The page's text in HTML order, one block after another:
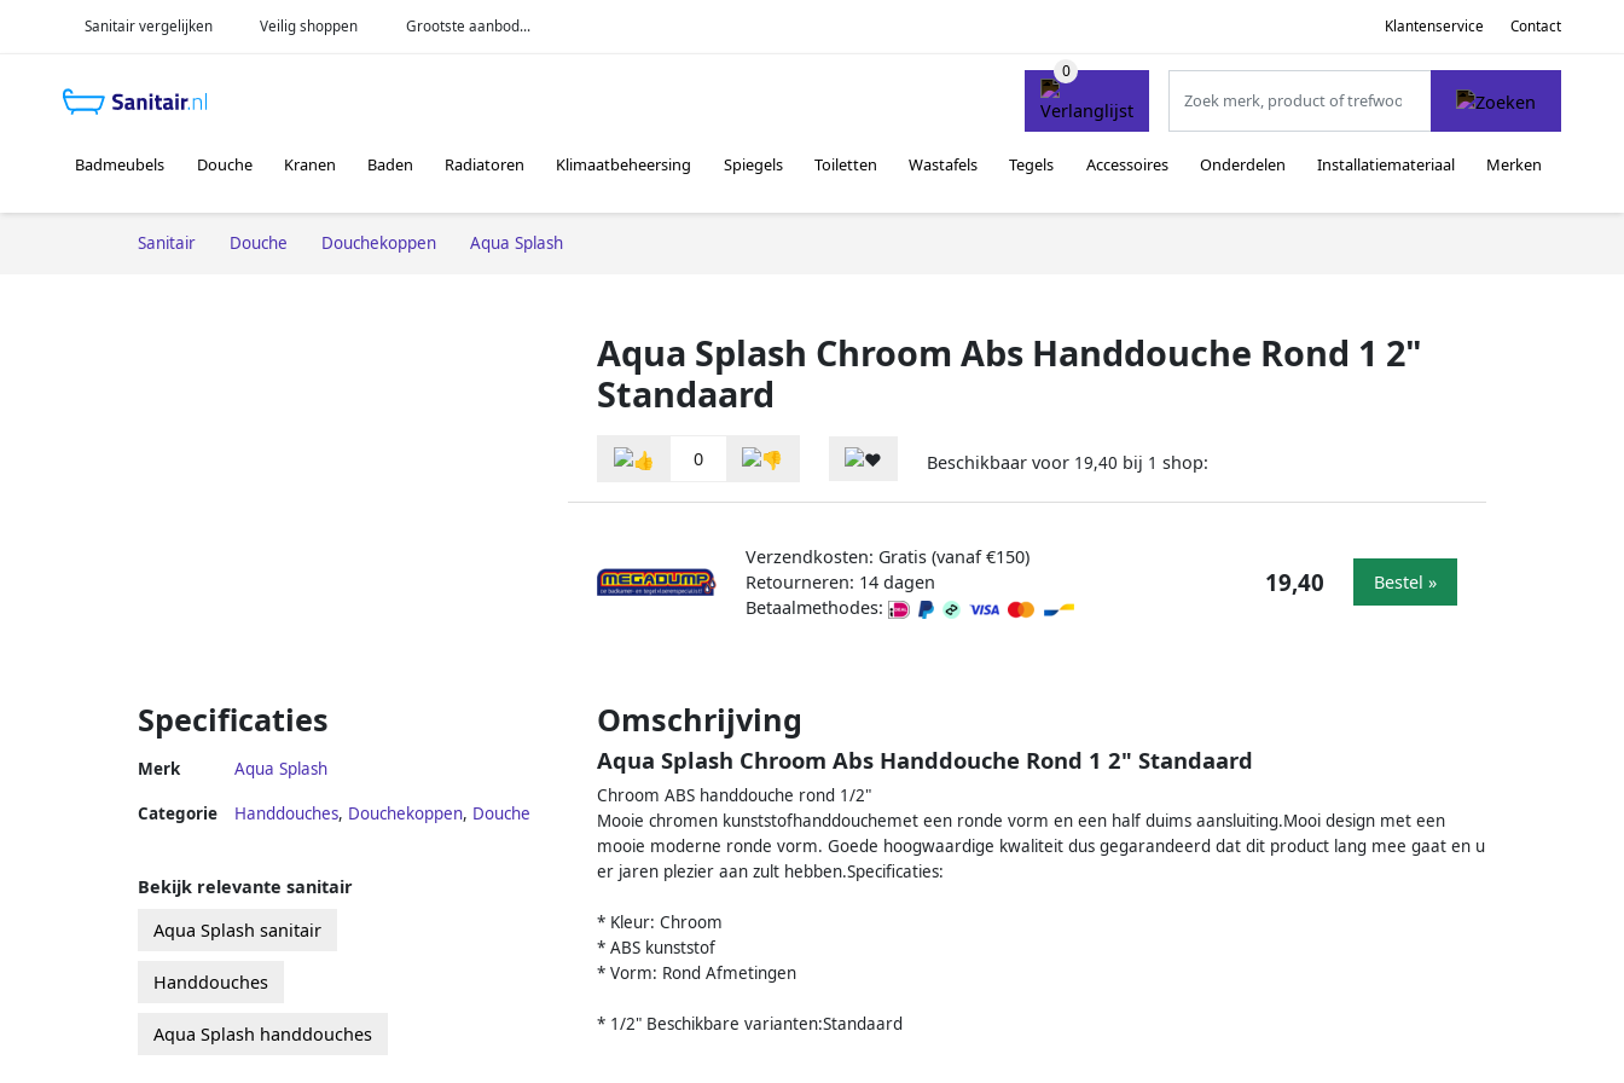
Sanitair vergelijken Veilig shoppen Grootste aanbod... Klantenservice Contact
Badmeubels Douche Kranen Baden Radiatoren Klimaatbeheersing Spiegels Toiletten Wastafels Tegels Accessoires Onderdelen Installatiemateriaal Merken
Sanitair Douche Douchekoppen Aqua Splash
Aqua Splash Chroom Abs Handdouche Rond 1 2"
Standaard
0 Beschikbaar voor 19,40 bij 1 shop:
Verzendkosten: Gratis (vanaf €150)
Retourneren: 14 dagen
Betaalmethodes:
19,40 Bestel »
Specificaties
Merk Aqua Splash
Categorie Handdouches, Douchekoppen, Douche
Omschrijving
Aqua Splash Chroom Abs Handdouche Rond 1 2" Standaard
Chroom ABS handdouche rond 1/2"
Mooie chromen kunststofhanddouchemet een ronde vorm en een half duims aansluiting.Mooi design met een
mooie moderne ronde vorm. Goede hoogwaardige kwaliteit dus gegarandeerd dat dit product lang mee gaat en u
er jaren plezier aan zult hebben.Specificaties:
* Kleur: Chroom
* ABS kunststof
* Vorm: Rond Afmetingen
* 1/2" Beschikbare varianten:Standaard
Bekijk relevante sanitair
Aqua Splash sanitair
Handdouches
Aqua Splash handdouches